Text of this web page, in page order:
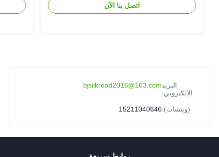
اتصل بنا الآن
البريد
الإلكتروني:
bjsilkroad2016@163.com
(ويتشات):15211040646